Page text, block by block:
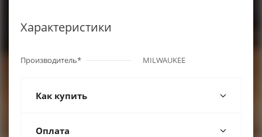
Характеристики
Производитель* MILWAUKEE
Как купить
Оплата